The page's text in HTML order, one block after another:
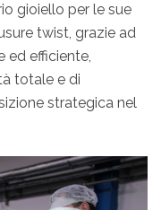
gioiello per le sue
twist, grazie ad
ed efficiente,
totale e di
strategica nel